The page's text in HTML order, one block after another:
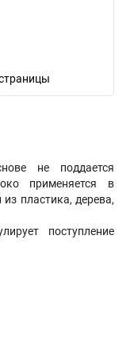
не поддается
применяется в
пластика, дерева,
поступление